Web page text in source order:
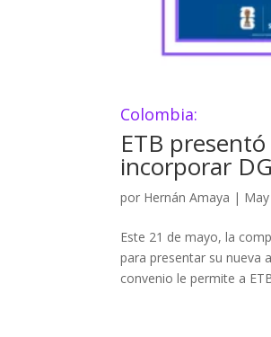
Colombia:
ETB
incorporar
por Hernán Amaya |
Este 21 de mayo, la
para presentar su nueva
convenio le permite a